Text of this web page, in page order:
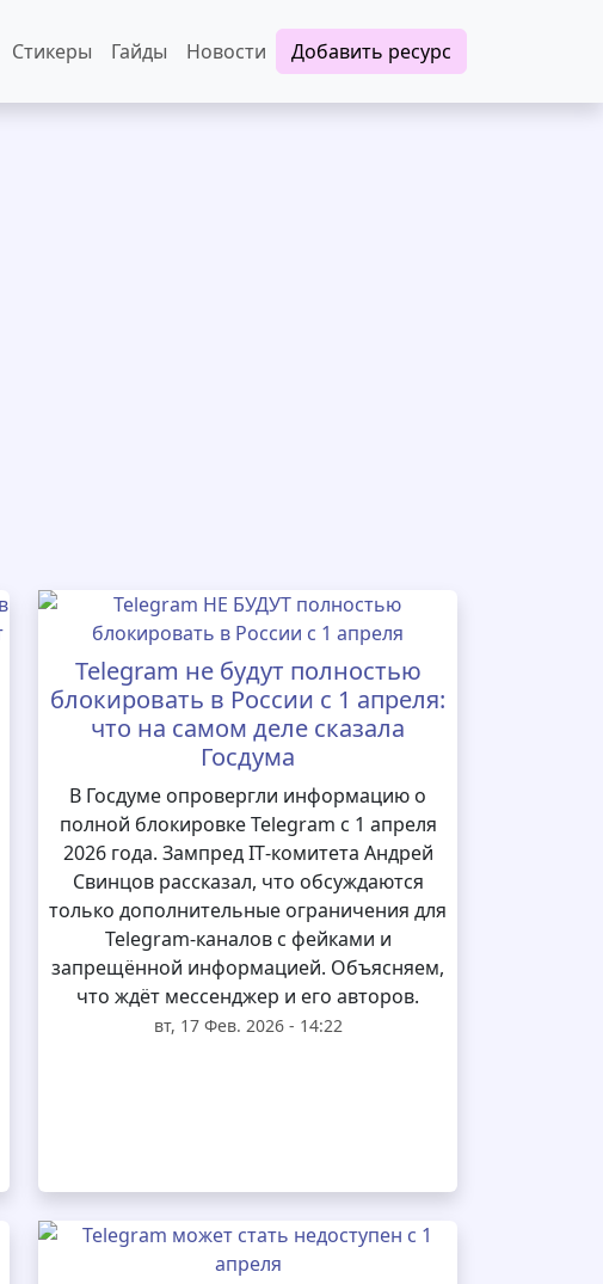
Стикеры Гайды Новости Добавить ресурс
Telegram не будут полностью
блокировать в России с 1 апреля:
что на самом деле сказала
Госдума
В Госдуме опровергли информацию о
полной блокировке Telegram с 1 апреля
2026 года. Зампред IT‑комитета Андрей
Свинцов рассказал, что обсуждаются
только дополнительные ограничения для
Telegram‑каналов с фейками и
запрещённой информацией. Объясняем,
что ждёт мессенджер и его авторов.
вт, 17 Фев. 2026 - 14:22